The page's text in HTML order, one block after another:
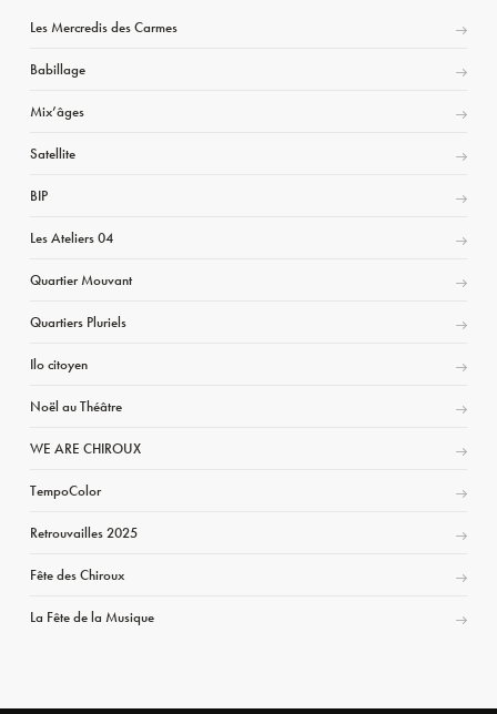
Les Mercredis des Carmes
Babillage
Mix’âges
Satellite
BIP
Les Ateliers 04
Quartier Mouvant
Quartiers Pluriels
Ilo citoyen
Noël au Théâtre
WE ARE CHIROUX
TempoColor
Retrouvailles 2025
Fête des Chiroux
La Fête de la Musique